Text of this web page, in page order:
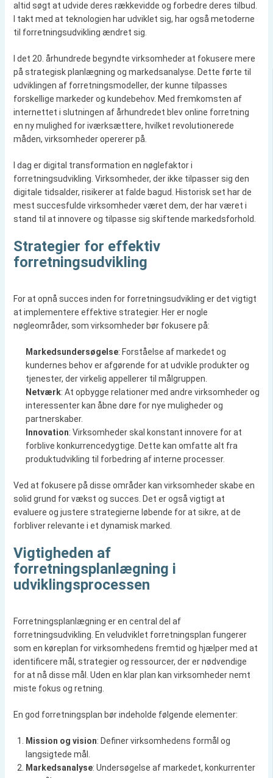
altid søgt at udvide deres rækkevidde og forbedre deres tilbud.
I takt med at teknologien har udviklet sig, har også metoderne
til forretningsudvikling ændret sig.
I det 20. århundrede begyndte virksomheder at fokusere mere
på strategisk planlægning og markedsanalyse. Dette førte til
udviklingen af forretningsmodeller, der kunne tilpasses
forskellige markeder og kundebehov. Med fremkomsten af
internettet i slutningen af århundredet blev online forretning
en ny mulighed for iværksættere, hvilket revolutionerede
måden, virksomheder opererer på.
I dag er digital transformation en nøglefaktor i
forretningsudvikling. Virksomheder, der ikke tilpasser sig den
digitale tidsalder, risikerer at falde bagud. Historisk set har de
mest succesfulde virksomheder været dem, der har været i
stand til at innovere og tilpasse sig skiftende markedsforhold.
Strategier for effektiv
forretningsudvikling
For at opnå succes inden for forretningsudvikling er det vigtigt
at implementere effektive strategier. Her er nogle
nøgleområder, som virksomheder bør fokusere på:
Markedsundersøgelse: Forståelse af markedet og
kundernes behov er afgørende for at udvikle produkter og
tjenester, der virkelig appellerer til målgruppen.
Netværk: At opbygge relationer med andre virksomheder og
interessenter kan åbne døre for nye muligheder og
partnerskaber.
Innovation: Virksomheder skal konstant innovere for at
forblive konkurrencedygtige. Dette kan omfatte alt fra
produktudvikling til forbedring af interne processer.
Ved at fokusere på disse områder kan virksomheder skabe en
solid grund for vækst og succes. Det er også vigtigt at
evaluere og justere strategierne løbende for at sikre, at de
forbliver relevante i et dynamisk marked.
Vigtigheden af
forretningsplanlægning i
udviklingsprocessen
Forretningsplanlægning er en central del af
forretningsudvikling. En veludviklet forretningsplan fungerer
som en køreplan for virksomhedens fremtid og hjælper med at
identificere mål, strategier og ressourcer, der er nødvendige
for at nå disse mål. Uden en klar plan kan virksomheder nemt
miste fokus og retning.
En god forretningsplan bør indeholde følgende elementer:
Mission og vision: Definer virksomhedens formål og
langsigtede mål.
Markedsanalyse: Undersøgelse af markedet, konkurrenter